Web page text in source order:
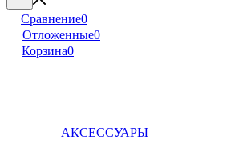
Сравнение0
Отложенные0
Корзина0
АКСЕССУАРЫ